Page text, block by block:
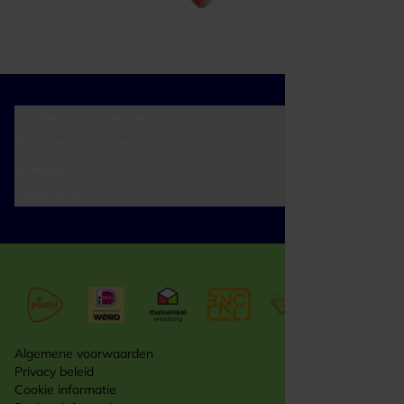
Algemene voorwaarden
Privacy beleid
Cookie informatie